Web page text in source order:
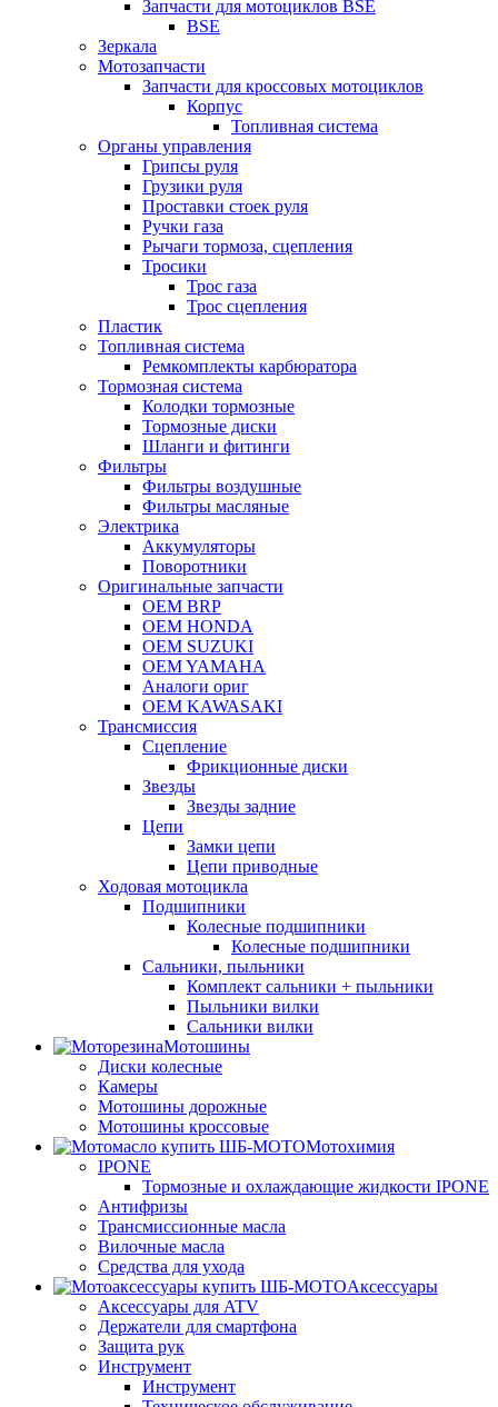
Запчасти для мотоциклов BSE
BSE
Зеркала
Мотозапчасти
Запчасти для кроссовых мотоциклов
Корпус
Топливная система
Органы управления
Грипсы руля
Грузики руля
Проставки стоек руля
Ручки газа
Рычаги тормоза, сцепления
Тросики
Трос газа
Трос сцепления
Пластик
Топливная система
Ремкомплекты карбюратора
Тормозная система
Колодки тормозные
Тормозные диски
Шланги и фитинги
Фильтры
Фильтры воздушные
Фильтры масляные
Электрика
Аккумуляторы
Поворотники
Оригинальные запчасти
OEM BRP
OEM HONDA
OEM SUZUKI
OEM YAMAHA
Аналоги ориг
OEM KAWASAKI
Трансмиссия
Cцепление
Фрикционные диски
Звезды
Звезды задние
Цепи
Замки цепи
Цепи приводные
Ходовая мотоцикла
Подшипники
Колесные подшипники
Колесные подшипники
Сальники, пыльники
Комплект сальники + пыльники
Пыльники вилки
Сальники вилки
Мотошины
Диски колесные
Камеры
Мотошины дорожные
Мотошины кроссовые
Мотохимия
IPONE
Тормозные и охлаждающие жидкости IPONE
Антифризы
Трансмиссионные масла
Вилочные масла
Средства для ухода
Аксессуары
Аксессуары для ATV
Держатели для смартфона
Защита рук
Инструмент
Инструмент